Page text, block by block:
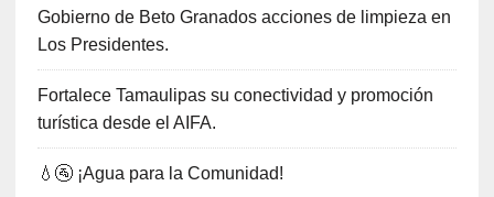
Gobierno de Beto Granados acciones de limpieza en
Los Presidentes.
Fortalece Tamaulipas su conectividad y promoción
turística desde el AIFA.
💧🚰 ¡Agua para la Comunidad!